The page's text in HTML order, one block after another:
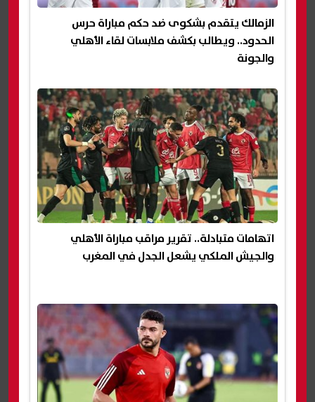
الزمالك يتقدم بشكوى ضد حكم مباراة حرس
الحدود.. ويطالب بكشف ملابسات لقاء الأهلي
والجونة
اتهامات متبادلة.. تقرير مراقب مباراة الأهلي
والجيش الملكي يشعل الجدل في المغرب